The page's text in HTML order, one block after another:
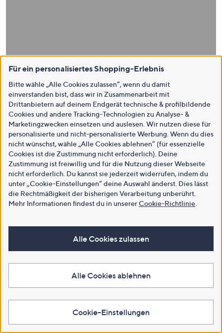
Für ein personalisiertes Shopping-Erlebnis
Bitte wähle „Alle Cookies zulassen“, wenn du damit
einverstanden bist, dass wir in Zusammenarbeit mit
Drittanbietern auf deinem Endgerät technische & profilbildende
Cookies und andere Tracking-Technologien zu Analyse- &
Marketingzwecken einsetzen und auslesen. Wir nutzen diese für
personalisierte und nicht-personalisierte Werbung. Wenn du dies
nicht wünschst, wähle „Alle Cookies ablehnen“ (für essenzielle
Cookies ist die Zustimmung nicht erforderlich). Deine
Zustimmung ist freiwillig und für die Nutzung dieser Webseite
nicht erforderlich. Du kannst sie jederzeit widerrufen, indem du
unter „Cookie-Einstellungen“ deine Auswahl änderst. Dies lässt
die Rechtmäßigkeit der bisherigen Verarbeitung unberührt.
Mehr Informationen findest du in unsererCookie-Richtlinie
Alle Cookies zulassen
Alle Cookies ablehnen
Cookie-Einstellungen